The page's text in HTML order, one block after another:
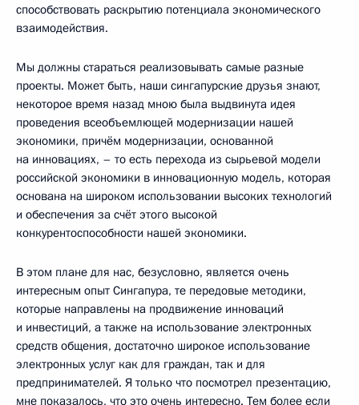
способствовать раскрытию потенциала экономического
взаимодействия.
Мы должны стараться реализовывать самые разные
проекты. Может быть, наши сингапурские друзья знают,
некоторое время назад мною была выдвинута идея
проведения всеобъемлющей модернизации нашей
экономики, причём модернизации, основанной
на инновациях, – то есть перехода из сырьевой модели
российской экономики в инновационную модель, которая
основана на широком использовании высоких технологий
и обеспечения за счёт этого высокой
конкурентоспособности нашей экономики.
В этом плане для нас, безусловно, является очень
интересным опыт Сингапура, те передовые методики,
которые направлены на продвижение инноваций
и инвестиций, а также на использование электронных
средств общения, достаточно широкое использование
электронных услуг как для граждан, так и для
предпринимателей. Я только что посмотрел презентацию,
мне показалось, что это очень интересно. Тем более если